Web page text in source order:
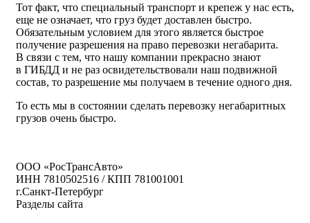
Тот факт, что специальный транспорт и крепеж у нас есть,
еще не означает, что груз будет доставлен быстро.
Обязательным условием для этого является быстрое
получение разрешения на право перевозки негабарита.
В связи с тем, что нашу компании прекрасно знают
в ГИБДД и не раз освидетельствовали наш подвижной
состав, то разрешение мы получаем в течение одного дня.
То есть мы в состоянии сделать перевозку негабаритных
грузов очень быстро.
ООО «РосТрансАвто»
ИНН 7810502516 / КПП 781001001
г.Санкт-Петербург
Разделы сайта